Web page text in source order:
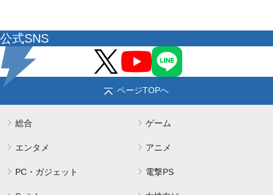
公式SNS
ページTOPへ
総合 ゲーム
エンタメ アニメ
PC・ガジェット 電撃PS